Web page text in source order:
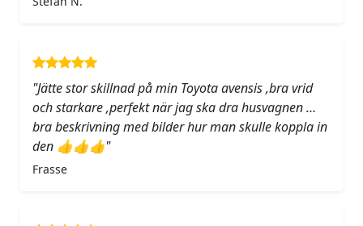
"Jätte stor skillnad på min Toyota avensis ,bra vrid
och starkare ,perfekt när jag ska dra husvagnen …
bra beskrivning med bilder hur man skulle koppla in
den 👍👍👍"
Frasse